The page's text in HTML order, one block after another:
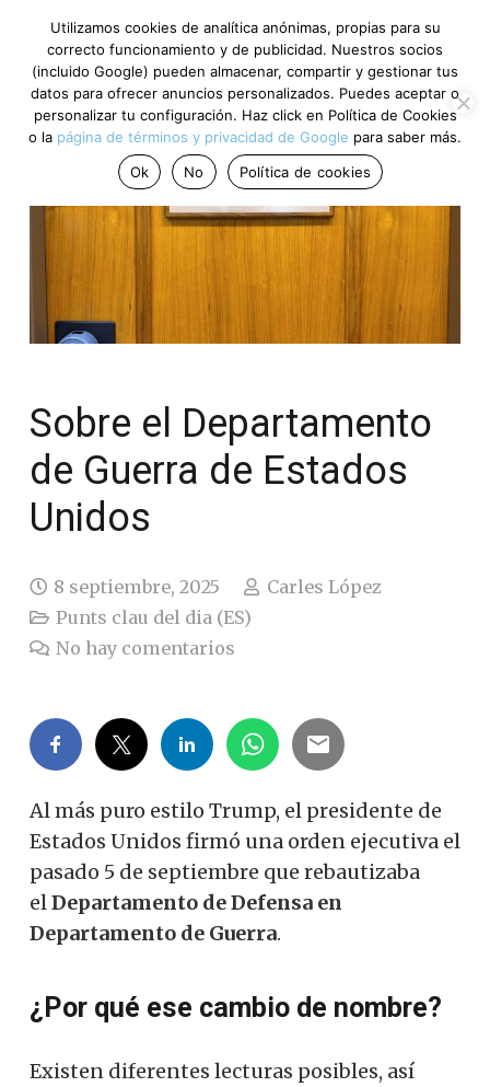
Sobre el Departamento
de Guerra de Estados
Unidos
8 septiembre, 2025
Carles López
Punts clau del dia (ES)
No hay comentarios
Al más puro estilo Trump, el presidente de
Estados Unidos firmó una orden ejecutiva el
pasado 5 de septiembre que rebautizaba
elDepartamento de Defensa en
Departamento de Guerra.
¿Por qué ese cambio de nombre?
Existen diferentes lecturas posibles, así
Utilizamos cookies de analítica anónimas, propias para su
correcto funcionamiento y de publicidad. Nuestros socios
(incluido Google) pueden almacenar, compartir y gestionar tus
datos para ofrecer anuncios personalizados. Puedes aceptar o
personalizar tu configuración. Haz click en Política de Cookies
o la página de términos y privacidad de Google para saber más.
Ok
No Política de cookies